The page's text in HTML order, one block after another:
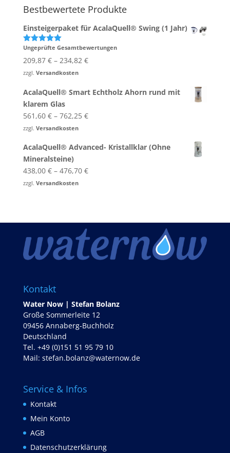
Bestbewertete Produkte
Einsteigerpaket für AcalaQuell® Swing (1 Jahr)
Bewertet
von 5
Ungeprüfte Gesamtbewertungen
209,87 €– 234,82 €
zzgl. Versandkosten
AcalaQuell® Smart Echtholz Ahorn rund mit
klarem Glas
561,60 €– 762,25 €
zzgl. Versandkosten
AcalaQuell® Advanced- Kristallklar (Ohne
Mineralsteine)
438,00 €– 476,70 €
zzgl. Versandkosten
Kontakt
Water Now | Stefan Bolanz
Große Sommerleite 12
09456 Annaberg-Buchholz
Deutschland
Tel. +49 (0)151 51 95 79 10
Mail: stefan.bolanz@waternow.de
Service & Infos
Kontakt
Mein Konto
AGB
Datenschutzerklärung